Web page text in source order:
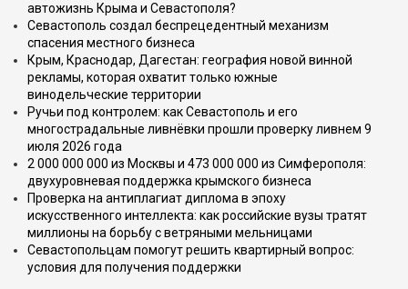
автожизнь Крыма и Севастополя?
Севастополь создал беспрецедентный механизм
спасения местного бизнеса
Крым, Краснодар, Дагестан: география новой винной
рекламы, которая охватит только южные
винодельческие территории
Ручьи под контролем: как Севастополь и его
многострадальные ливнёвки прошли проверку ливнем 9
июля 2026 года
2 000 000 000 из Москвы и 473 000 000 из Симферополя:
двухуровневая поддержка крымского бизнеса
Проверка на антиплагиат диплома в эпоху
искусственного интеллекта: как российские вузы тратят
миллионы на борьбу с ветряными мельницами
Севастопольцам помогут решить квартирный вопрос:
условия для получения поддержки